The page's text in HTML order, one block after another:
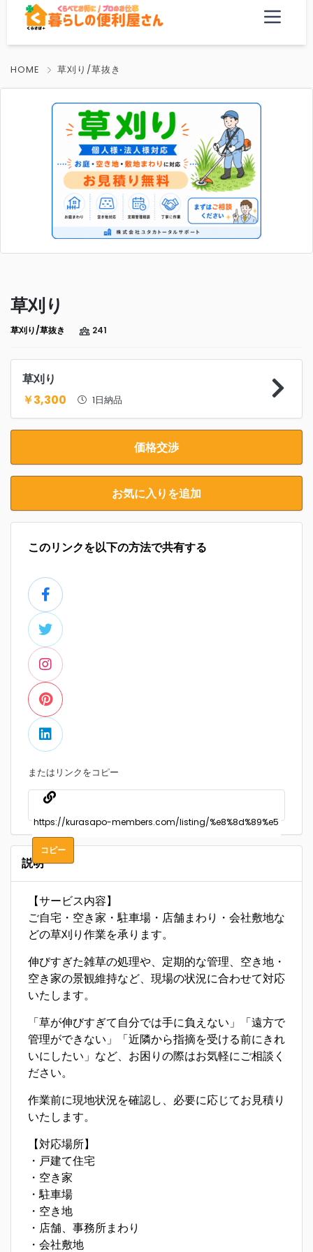
HOME 草刈り/草抜き
草刈り
草刈り/草抜き 241
草刈り
￥3,300
1日納品
価格交渉
お気に入りを追加
このリンクを以下の方法で共有する
またはリンクをコピー
コピー
説明
【サービス内容】
ご自宅・空き家・駐車場・店舗まわり・会社敷地な
どの草刈り作業を承ります。
伸びすぎた雑草の処理や、定期的な管理、空き地・
空き家の景観維持など、現場の状況に合わせて対応
いたします。
「草が伸びすぎて自分では手に負えない」「遠方で
管理ができない」「近隣から指摘を受ける前にきれ
いにしたい」など、お困りの際はお気軽にご相談く
ださい。
作業前に現地状況を確認し、必要に応じてお見積り
いたします。
【対応場所】
・戸建て住宅
・空き家
・駐車場
・空き地
・店舗、事務所まわり
・会社敷地